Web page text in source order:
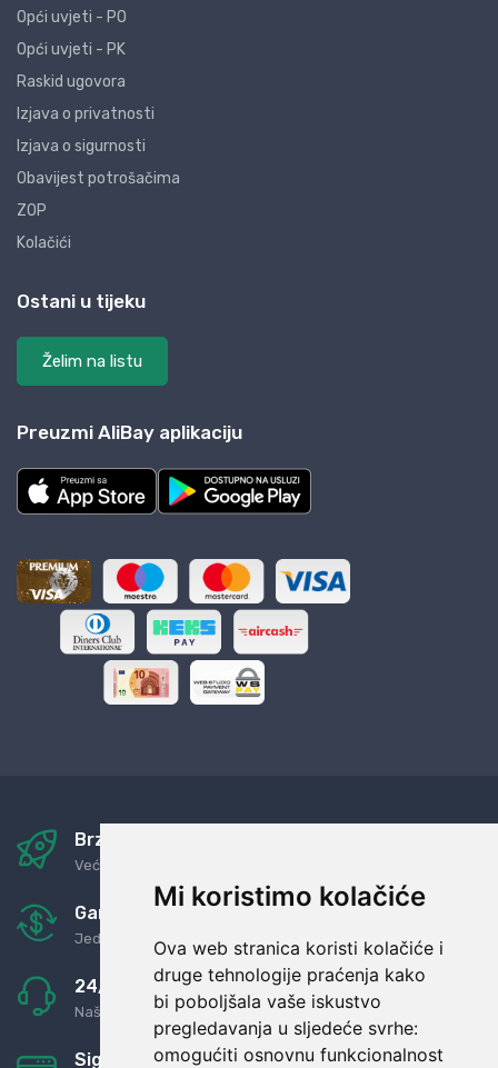
Mi koristimo kolačiće
Ova web stranica koristi kolačiće i
druge tehnologije praćenja kako
bi poboljšala vaše iskustvo
pregledavanja u sljedeće svrhe:
omogućiti osnovnu funkcionalnost
Opći uvjeti - PO
Opći uvjeti - PK
Raskid ugovora
Izjava o privatnosti
Izjava o sigurnosti
Obavijest potrošačima
ZOP
Kolačići
Ostani u tijeku
Želim na listu
Preuzmi AliBay aplikaciju
Brza i sigurna dostava
Već za nekoliko dana kod vas
Garancija u povrat novaca
Jednostavno pravilo: Roba za novac
24/7 odlična podrška
Naši agenti uvijek na raspolaganju
Sigurno obročno plaćanje